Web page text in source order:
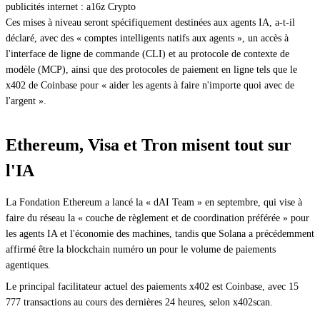
publicités internet : a16z Crypto
Ces mises à niveau seront spécifiquement destinées aux agents IA, a-t-il
déclaré, avec des « comptes intelligents natifs aux agents », un accès à
l'interface de ligne de commande (CLI) et au protocole de contexte de
modèle (MCP), ainsi que des protocoles de paiement en ligne tels que le
x402 de Coinbase pour « aider les agents à faire n'importe quoi avec de
l'argent ».
Ethereum, Visa et Tron misent tout sur
l'IA
La Fondation Ethereum a lancé la « dAI Team » en septembre, qui vise à
faire du réseau la « couche de règlement et de coordination préférée » pour
les agents IA et l'économie des machines, tandis que Solana a précédemment
affirmé être la blockchain numéro un pour le volume de paiements
agentiques.
Le principal facilitateur actuel des paiements x402 est Coinbase, avec 15
777 transactions au cours des dernières 24 heures, selon x402scan.